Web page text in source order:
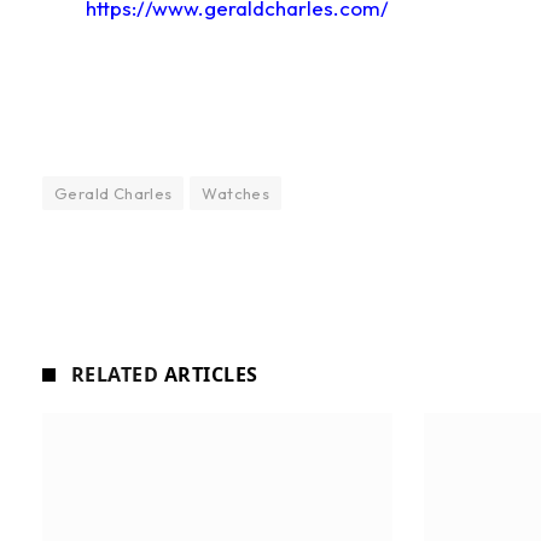
https://www.geraldcharles.com/
Gerald Charles Watches
RELATED ARTICLES